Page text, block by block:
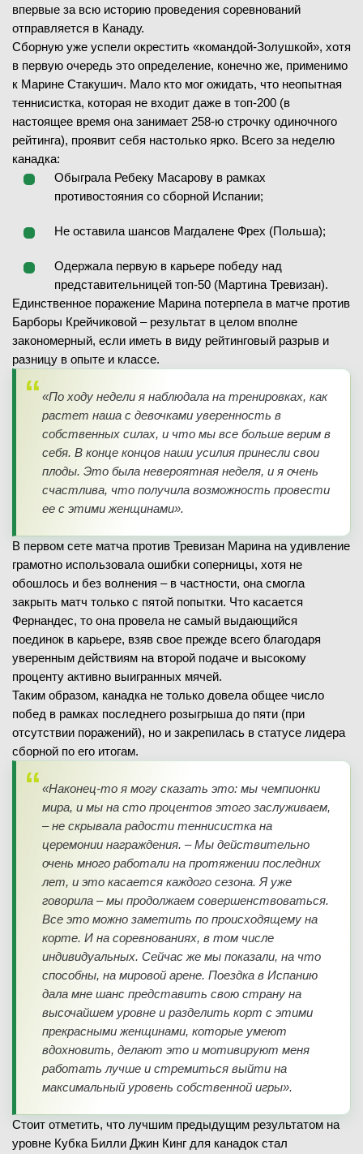
впервые за всю историю проведения соревнований
отправляется в Канаду.
Сборную уже успели окрестить «командой-Золушкой», хотя
в первую очередь это определение, конечно же, применимо
к Марине Стакушич. Мало кто мог ожидать, что неопытная
теннисистка, которая не входит даже в топ-200 (в
настоящее время она занимает 258-ю строчку одиночного
рейтинга), проявит себя настолько ярко. Всего за неделю
канадка:
Обыграла Ребеку Масарову в рамках
противостояния со сборной Испании;
Не оставила шансов Магдалене Фрех (Польша);
Одержала первую в карьере победу над
представительницей топ-50 (Мартина Тревизан).
Единственное поражение Марина потерпела в матче против
Барборы Крейчиковой – результат в целом вполне
закономерный, если иметь в виду рейтинговый разрыв и
разницу в опыте и классе.
«По ходу недели я наблюдала на тренировках, как
растет наша с девочками уверенность в
собственных силах, и что мы все больше верим в
себя. В конце концов наши усилия принесли свои
плоды. Это была невероятная неделя, и я очень
счастлива, что получила возможность провести
ее с этими женщинами».
В первом сете матча против Тревизан Марина на удивление
грамотно использовала ошибки соперницы, хотя не
обошлось и без волнения – в частности, она смогла
закрыть матч только с пятой попытки. Что касается
Фернандес, то она провела не самый выдающийся
поединок в карьере, взяв свое прежде всего благодаря
уверенным действиям на второй подаче и высокому
проценту активно выигранных мячей.
Таким образом, канадка не только довела общее число
побед в рамках последнего розыгрыша до пяти (при
отсутствии поражений), но и закрепилась в статусе лидера
сборной по его итогам.
«Наконец-то я могу сказать это: мы чемпионки
мира, и мы на сто процентов этого заслуживаем,
– не скрывала радости теннисистка на
церемонии награждения. – Мы действительно
очень много работали на протяжении последних
лет, и это касается каждого сезона. Я уже
говорила – мы продолжаем совершенствоваться.
Все это можно заметить по происходящему на
корте. И на соревнованиях, в том числе
индивидуальных. Сейчас же мы показали, на что
способны, на мировой арене. Поездка в Испанию
дала мне шанс представить свою страну на
высочайшем уровне и разделить корт с этими
прекрасными женщинами, которые умеют
вдохновить, делают это и мотивируют меня
работать лучше и стремиться выйти на
максимальный уровень собственной игры».
Стоит отметить, что лучшим предыдущим результатом на
уровне Кубка Билли Джин Кинг для канадок стал